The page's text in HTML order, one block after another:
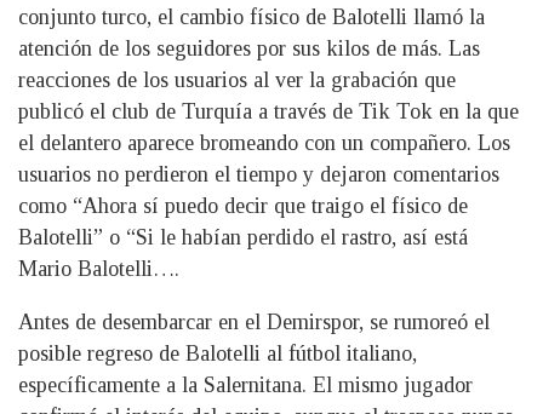
conjunto turco, el cambio físico de Balotelli llamó la
atención de los seguidores por sus kilos de más. Las
reacciones de los usuarios al ver la grabación que
publicó el club de Turquía a través de Tik Tok en la que
el delantero aparece bromeando con un compañero. Los
usuarios no perdieron el tiempo y dejaron comentarios
como “Ahora sí puedo decir que traigo el físico de
Balotelli” o “Si le habían perdido el rastro, así está
Mario Balotelli….
Antes de desembarcar en el Demirspor, se rumoreó el
posible regreso de Balotelli al fútbol italiano,
específicamente a la Salernitana. El mismo jugador